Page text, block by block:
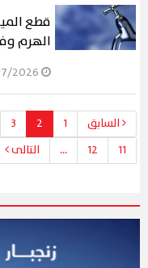
الهرم
السابق 1
2
3
11
12
... التالى